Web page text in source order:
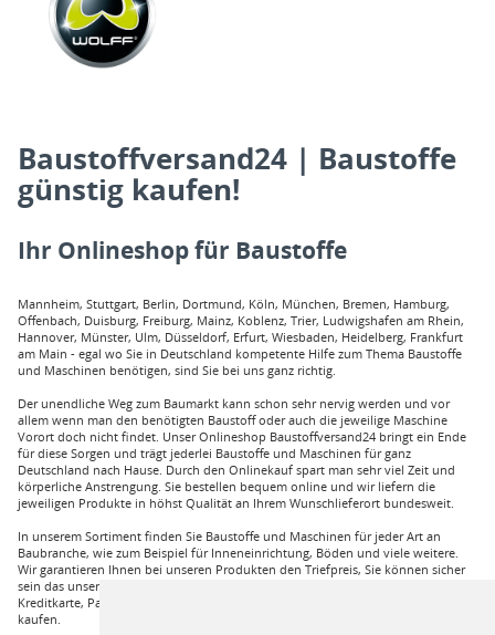
Baustoffversand24 | Baustoffe
günstig kaufen!
Ihr Onlineshop für Baustoffe
Mannheim, Stuttgart, Berlin, Dortmund, Köln, München, Bremen, Hamburg,
Offenbach, Duisburg, Freiburg, Mainz, Koblenz, Trier, Ludwigshafen am Rhein,
Hannover, Münster, Ulm, Düsseldorf, Erfurt, Wiesbaden, Heidelberg, Frankfurt
am Main - egal wo Sie in Deutschland kompetente Hilfe zum Thema Baustoffe
und Maschinen benötigen, sind Sie bei uns ganz richtig.
Der unendliche Weg zum Baumarkt kann schon sehr nervig werden und vor
allem wenn man den benötigten Baustoff oder auch die jeweilige Maschine
Vorort doch nicht findet. Unser Onlineshop Baustoffversand24 bringt ein Ende
für diese Sorgen und trägt jederlei Baustoffe und Maschinen für ganz
Deutschland nach Hause. Durch den Onlinekauf spart man sehr viel Zeit und
körperliche Anstrengung. Sie bestellen bequem online und wir liefern die
jeweiligen Produkte in höhst Qualität an Ihrem Wunschlieferort bundesweit.
In unserem Sortiment finden Sie Baustoffe und Maschinen für jeder Art an
Baubranche, wie zum Beispiel für Inneneinrichtung, Böden und viele weitere.
Wir garantieren Ihnen bei unseren Produkten den Triefpreis, Sie können sicher
sein das unsere Preisangebote die besten sind. Sie können bei uns mit
Kreditkarte, Paypal und auch mit Vorkasse bei uns auf Rechnung Baustoffe
kaufen.